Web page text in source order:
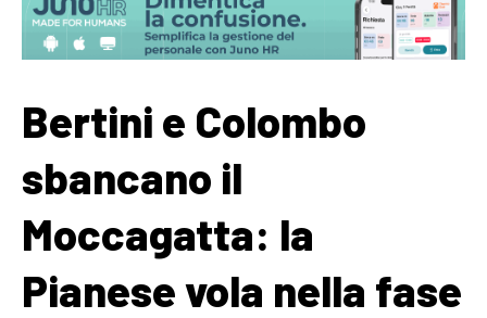
Bertini e Colombo
sbancano il
Moccagatta: la
Pianese vola nella fase